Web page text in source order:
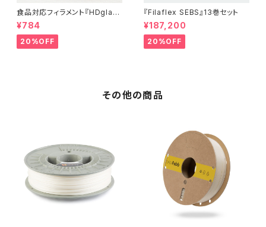
食品対応フィラメント『HDglas
s』：お試しサンプル 10M
¥784
20%OFF
『Filaflex SEBS』13巻セット
¥187,200
20%OFF
その他の商品